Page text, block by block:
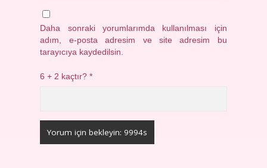
Daha sonraki yorumlarımda kullanılması için
adım, e-posta adresim ve site adresim bu
tarayıcıya kaydedilsin.
6 + 2 kaçtır?*